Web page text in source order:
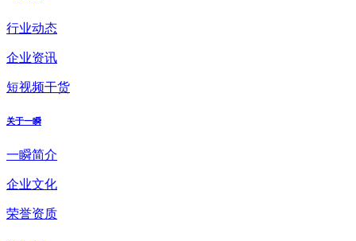
行业动态
企业资讯
短视频干货
关于一瞬
一瞬简介
企业文化
荣誉资质